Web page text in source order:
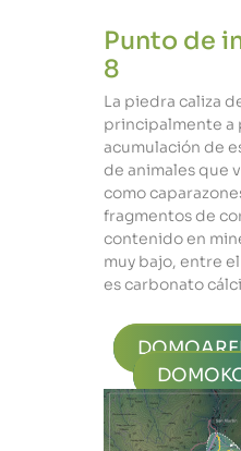
Punto de
8
La piedra caliza
principalmente a
acumulación de
de animales que
como
fragmentos de
contenido en
muy bajo, entre el
es carbonato